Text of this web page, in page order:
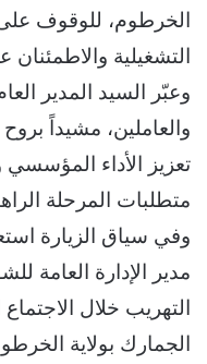
الخرطوم، للوقوف على
التشغيلية
وعبّر السيد المدير
والعاملين، مشيداً بروح
تعزيز الأداء
متطلبات المرحلة
وفي سياق الزيارة
مدير الإدارة العامة
التهريب خلال
الجمارك بولاية